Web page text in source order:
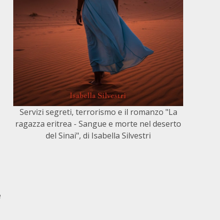
Servizi segreti, terrorismo e il romanzo "La
ragazza eritrea - Sangue e morte nel deserto
del Sinai", di Isabella Silvestri